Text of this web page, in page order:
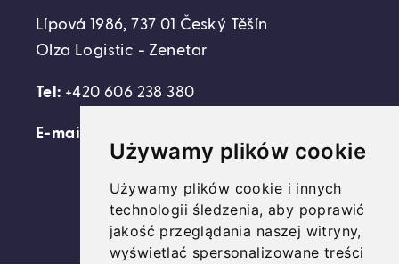
Używamy plików cookie
Używamy plików cookie i innych
technologii śledzenia, aby poprawić
jakość przeglądania naszej witryny,
wyświetlać spersonalizowane treści
Lípová 1986, 737 01 Český Těšín
Olza Logistic - Zenetar
Tel: +420 606 238 380
E-mail:
FacebookInstagramYouTube